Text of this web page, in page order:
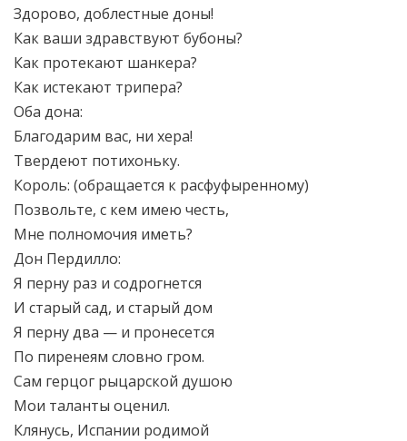
Здорово, доблестные доны!
Как ваши здравствуют бубоны?
Как протекают шанкера?
Как истекают трипера?
Оба дона:
Благодарим вас, ни хера!
Твердеют потихоньку.
Король: (обращается к расфуфыренному)
Позвольте, с кем имею честь,
Мне полномочия иметь?
Дон Пердилло:
Я перну раз и содрогнется
И старый сад, и старый дом
Я перну два — и пронесется
По пиренеям словно гром.
Сам герцог рыцарской душою
Мои таланты оценил.
Клянусь, Испании родимой